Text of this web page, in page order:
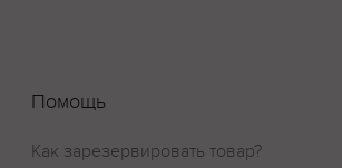
Помощь
Как зарезервировать товар?